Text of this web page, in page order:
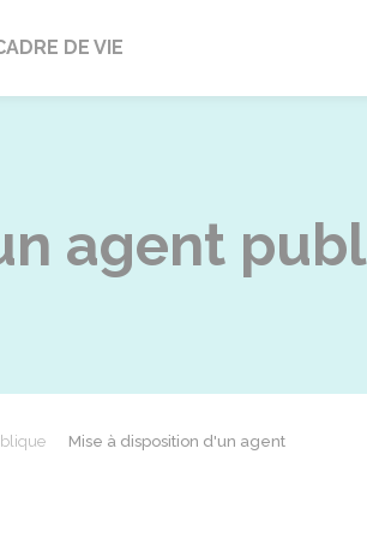
DE VIE
agent
Mise à disposition d'un agent